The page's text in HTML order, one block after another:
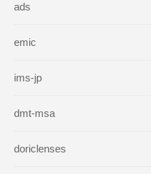
ads
emic
ims-jp
dmt-msa
doriclenses